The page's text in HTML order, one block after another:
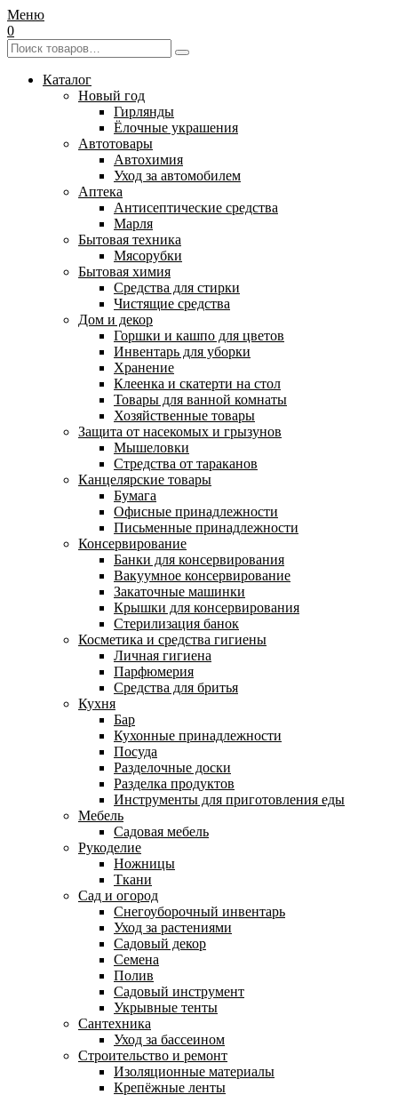
Меню
0
Каталог
Новый год
Гирлянды
Ёлочные украшения
Автотовары
Автохимия
Уход за автомобилем
Аптека
Антисептические средства
Марля
Бытовая техника
Мясорубки
Бытовая химия
Средства для стирки
Чистящие средства
Дом и декор
Горшки и кашпо для цветов
Инвентарь для уборки
Хранение
Клеенка и скатерти на стол
Товары для ванной комнаты
Хозяйственные товары
Защита от насекомых и грызунов
Мышеловки
Стредства от тараканов
Канцелярские товары
Бумага
Офисные принадлежности
Письменные принадлежности
Консервирование
Банки для консервирования
Вакуумное консервирование
Закаточные машинки
Крышки для консервирования
Стерилизация банок
Косметика и средства гигиены
Личная гигиена
Парфюмерия
Средства для бритья
Кухня
Бар
Кухонные принадлежности
Посуда
Разделочные доски
Разделка продуктов
Инструменты для приготовления еды
Мебель
Садовая мебель
Рукоделие
Ножницы
Ткани
Сад и огород
Снегоуборочный инвентарь
Уход за растениями
Садовый декор
Семена
Полив
Садовый инструмент
Укрывные тенты
Сантехника
Уход за бассеином
Строительство и ремонт
Изоляционные материалы
Крепёжные ленты